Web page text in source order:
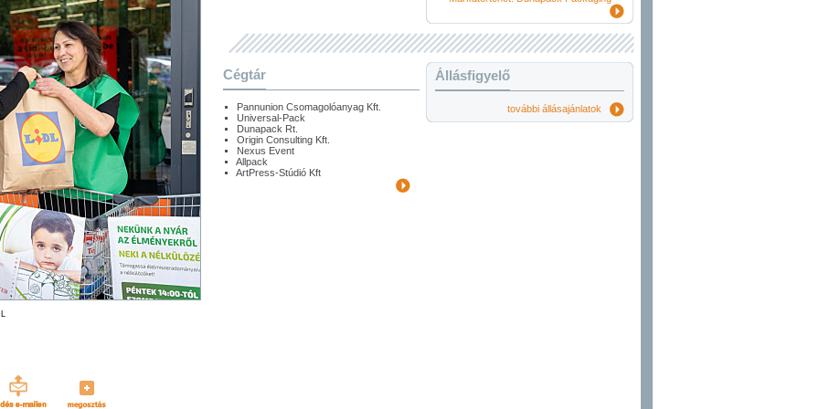
Cégtár
Pannunion Csomagolóanyag Kft.
Universal-Pack
Dunapack Rt.
Origin Consulting Kft.
Nexus Event
Allpack
ArtPress-Stúdió Kft
Állásfigyelő
további állásajánlatok